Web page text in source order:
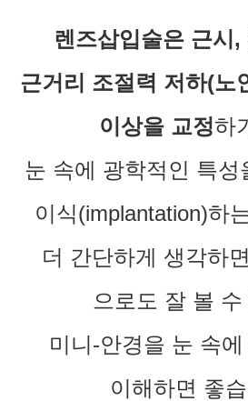
렌즈삽입술은 근시,
근거리 조절력 저하(노
이상을 교정하
눈 속에 광학적인 특성
이식(implantation)하
더 간단하게 생각하
으로도 잘 볼
미니-안경을 눈 속
이해하면 좋